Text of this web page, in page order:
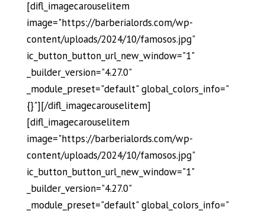
[difl_imagecarouselitem
image="https://barberialords.com/wp-
content/uploads/2024/10/famosos.jpg"
ic_button_button_url_new_window="1"
_builder_version="4.27.0"
_module_preset="default" global_colors_info="
{}"][/difl_imagecarouselitem]
[difl_imagecarouselitem
image="https://barberialords.com/wp-
content/uploads/2024/10/famosos.jpg"
ic_button_button_url_new_window="1"
_builder_version="4.27.0"
_module_preset="default" global_colors_info="